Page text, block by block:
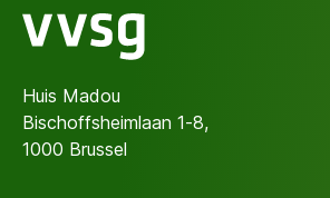
Huis Madou
Bischoffsheimlaan 1-8,
1000 Brussel